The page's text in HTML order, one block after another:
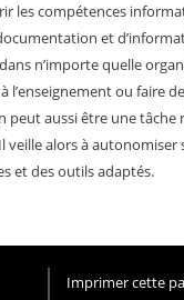
les compétences
et
n’importe quelle
l’enseignement ou faire
peut aussi être une tâche
veille alors à
et des outils adaptés.
Imprimer cette